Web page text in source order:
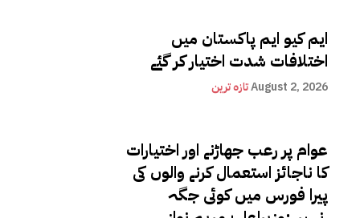
ایم کیو ایم پاکستان میں
اختلافات شدت اختیار کر گئے
تازہ ترینAugust 2, 2026
عوام پر رعب جھاڑنے اور اختیارات
کا ناجائز استعمال کرنے والوں کی
پیرا فورس میں کوئی جگہ